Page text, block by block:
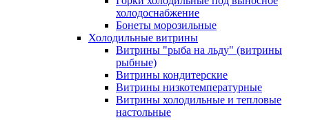
холодоснабжение
Бонеты морозильные
Холодильные витрины
Витрины "рыба на льду" (витрины
рыбные)
Витрины кондитерские
Витрины низкотемпературные
Витрины холодильные и тепловые
настольные